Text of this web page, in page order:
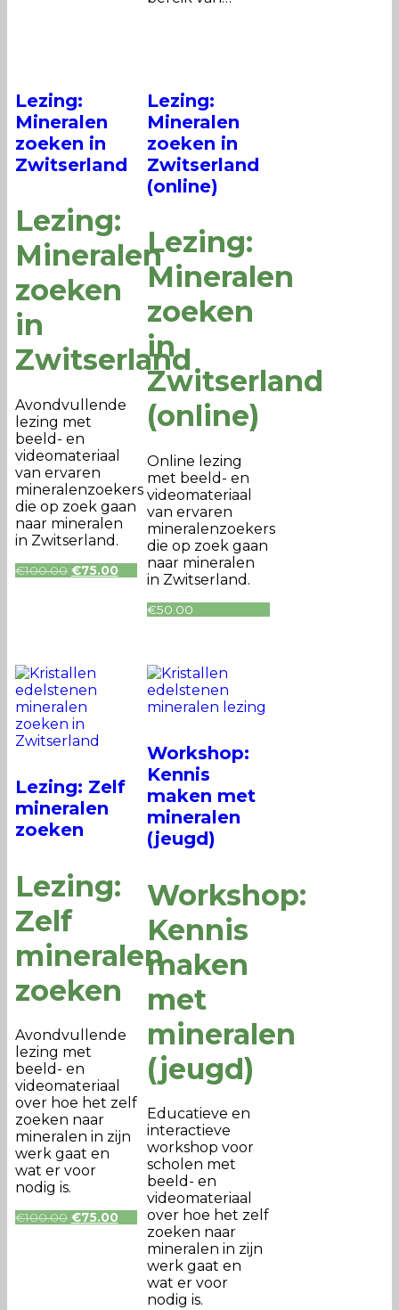
Lezing:
Mineralen
zoeken in
Zwitserland
Lezing:
Mineralen
zoeken
in
Zwitserland
Avondvullende
lezing met
beeld- en
videomateriaal
van ervaren
mineralenzoekers
die op zoek gaan
naar mineralen
in Zwitserland.
€100.00 Oorspronkelijke
€75.00Huidige
€75.00.
Lezing:
Mineralen
zoeken in
Zwitserland
(online)
Lezing:
Mineralen
zoeken
in
Zwitserland
(online)
Online lezing
met beeld- en
videomateriaal
van ervaren
mineralenzoekers
die op zoek gaan
naar mineralen
in Zwitserland.
€50.00
Lezing: Zelf
mineralen
zoeken
Lezing:
Zelf
mineralen
zoeken
Avondvullende
lezing met
beeld- en
videomateriaal
over hoe het zelf
zoeken naar
mineralen in zijn
werk gaat en
wat er voor
nodig is.
€100.00 Oorspronkelijke
€75.00Huidige
€75.00.
Workshop:
Kennis
maken met
mineralen
(jeugd)
Workshop:
Kennis
maken
met
mineralen
(jeugd)
Educatieve en
interactieve
workshop voor
scholen met
beeld- en
videomateriaal
over hoe het zelf
zoeken naar
mineralen in zijn
werk gaat en
wat er voor
nodig is.